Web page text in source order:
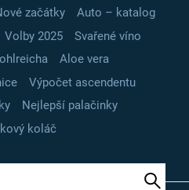
začátky
Auto – katalog
Volby 2025
Svařené víno
Aloe vera
Výpočet ascendentu
Nejlepší palačinky
koláč